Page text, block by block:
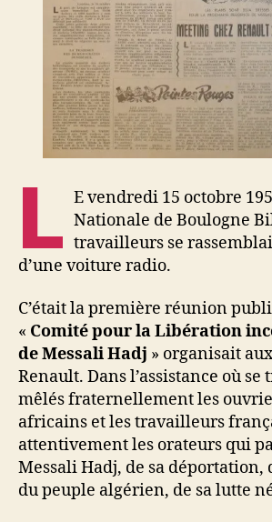
L E vendredi 15 octobre
Nationale de Boulogne
travailleurs se
d’une voiture radio.
C’était la première réunion
« Comité pour la Libération
de Messali Hadj » organisait
Renault. Dans l’assistance où
mêlés fraternellement les
africains et les travailleurs
attentivement les orateurs qui
Messali Hadj, de sa déportation,
du peuple algérien, de sa lutte